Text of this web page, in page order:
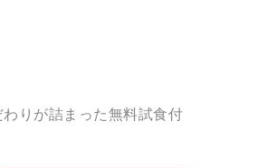
りが詰まった無料試食付